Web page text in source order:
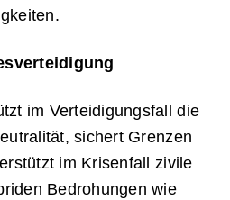
im Verteidigungsfall die
sichert Grenzen
im Krisenfall zivile
Bedrohungen wie